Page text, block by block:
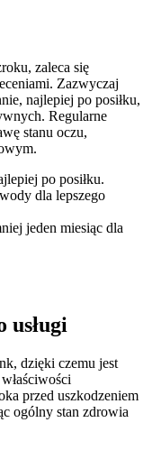
zaleca się
Zazwyczaj
najlepiej po posiłku,
Regularne
stanu oczu,
po posiłku.
dla lepszego
jeden miesiąc dla
usługi
dzięki czemu jest
przed uszkodzeniem
ogólny stan zdrowia